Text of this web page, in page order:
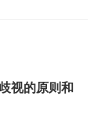
视的原则和